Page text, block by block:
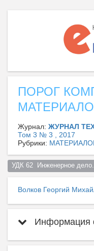
ПОРОГ
Журнал: ЖУРНАЛ
Том 3 № 3 , 2017
Рубрики:
УДК 62  Инженерное
Волков Георгий
Информация